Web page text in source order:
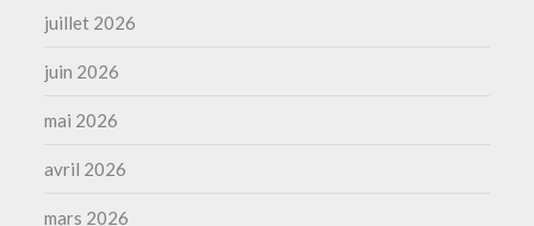
juillet 2026
juin 2026
mai 2026
avril 2026
mars 2026